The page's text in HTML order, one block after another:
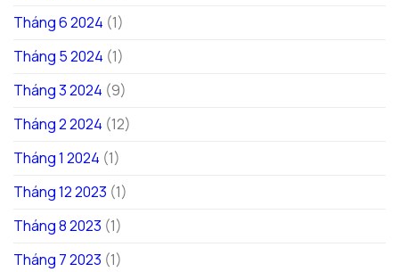
Tháng 6 2024 (1)
Tháng 5 2024 (1)
Tháng 3 2024 (9)
Tháng 2 2024 (12)
Tháng 1 2024 (1)
Tháng 12 2023 (1)
Tháng 8 2023 (1)
Tháng 7 2023 (1)